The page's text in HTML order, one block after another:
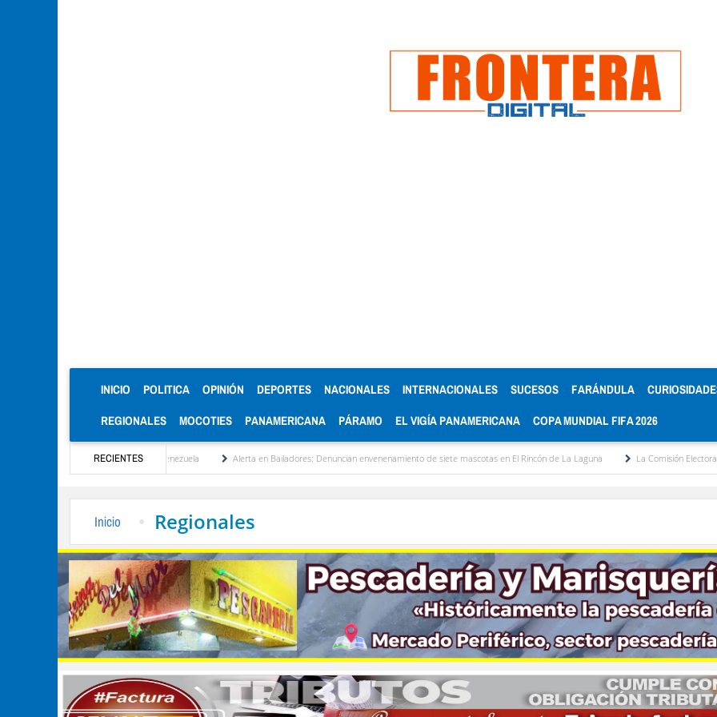
INICIO (CURRENT)
POLITICA OPINIÓN DEPORTES NACIONALES INTERNACIONALES SUCESOS FARÁNDULA
REGIONALES MOCOTIES PANAMERICANA PÁRAMO EL VIGÍA PANAMERICANA COPA MUNDIAL FIFA 2026
RECIENTES
de Venezuela Alerta en Bailadores: Denuncian envenenamiento de siete mascotas en El Rincón de La Laguna La Comisión Electoral del Colegio
Inicio Regionales